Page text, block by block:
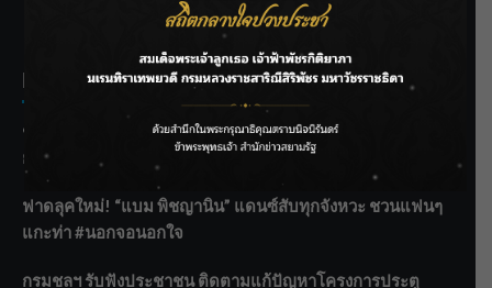
THE BEST ENTERTAINMENT
Recent Posts
ชลประทานเชียงใหม่เร่งพร่องน้ำแม่น้ำปิง รับมวลน้ำเหนือ ย้ำ
ยังไม่ล้นตลิ่ง
ฟาดลุคใหม่! “แบม พิชญานิน” แดนซ์สับทุกจังหวะ ชวนแฟนๆ
แกะท่า #นอกจอนอกใจ
กรมชลฯ รับฟังประชาชน ติดตามแก้ปัญหาโครงการประตู